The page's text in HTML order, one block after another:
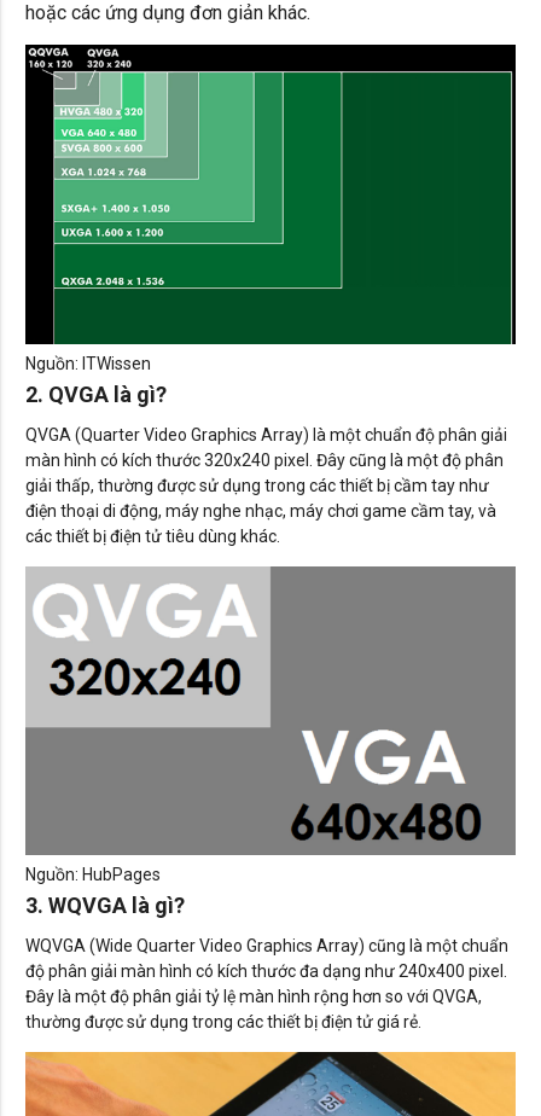
hoặc các ứng dụng đơn giản khác.
Nguồn: ITWissen
2. QVGA là gì?
QVGA (Quarter Video Graphics Array) là một chuẩn độ phân giải
màn hình có kích thước 320x240 pixel. Đây cũng là một độ phân
giải thấp, thường được sử dụng trong các thiết bị cầm tay như
điện thoại di động, máy nghe nhạc, máy chơi game cầm tay, và
các thiết bị điện tử tiêu dùng khác.
Nguồn: HubPages
3. WQVGA là gì?
WQVGA (Wide Quarter Video Graphics Array) cũng là một chuẩn
độ phân giải màn hình có kích thước đa dạng như 240x400 pixel.
Đây là một độ phân giải tỷ lệ màn hình rộng hơn so với QVGA,
thường được sử dụng trong các thiết bị điện tử giá rẻ.